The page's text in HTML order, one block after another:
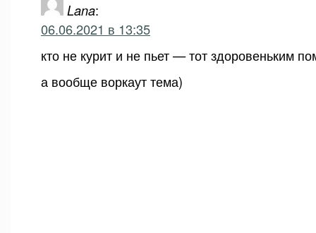
Lana:
06.06.2021 в 13:35
кто не курит и не пьет — тот здоровеньким
а вообще воркаут тема)